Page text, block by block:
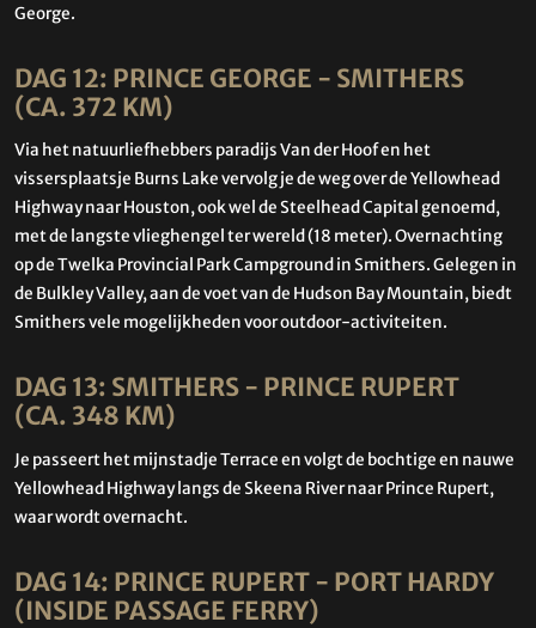
George.
DAG 12: PRINCE GEORGE - SMITHERS
(CA. 372 KM)
Via het natuurliefhebbers paradijs Van der Hoof en het
vissersplaatsje Burns Lake vervolg je de weg over de Yellowhead
Highway naar Houston, ook wel de Steelhead Capital genoemd,
met de langste vlieghengel ter wereld (18 meter). Overnachting
op de Twelka Provincial Park Campground in Smithers. Gelegen in
de Bulkley Valley, aan de voet van de Hudson Bay Mountain, biedt
Smithers vele mogelijkheden voor outdoor-activiteiten.
DAG 13: SMITHERS - PRINCE RUPERT
(CA. 348 KM)
Je passeert het mijnstadje Terrace en volgt de bochtige en nauwe
Yellowhead Highway langs de Skeena River naar Prince Rupert,
waar wordt overnacht.
DAG 14: PRINCE RUPERT - PORT HARDY
(INSIDE PASSAGE FERRY)